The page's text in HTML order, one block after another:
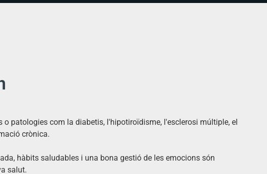
o patologies com la diabetis, l'hipotiroïdisme, l'esclerosi múltiple, el
crònica.
hàbits saludables i una bona gestió de les emocions són
salut.